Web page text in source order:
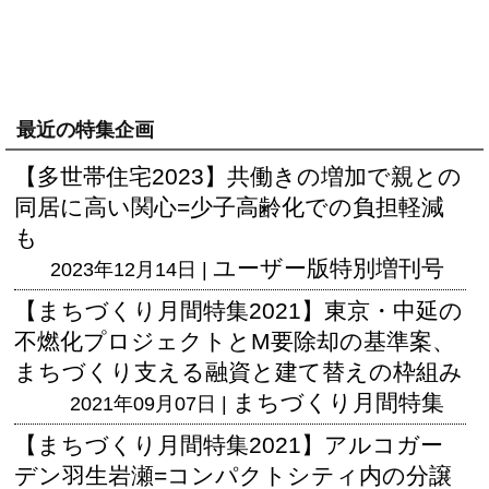
最近の特集企画
【多世帯住宅2023】共働きの増加で親との
同居に高い関心=少子高齢化での負担軽減
も
2023年12月14日 | ユーザー版特別増刊号
【まちづくり月間特集2021】東京・中延の
不燃化プロジェクトとM要除却の基準案、
まちづくり支える融資と建て替えの枠組み
2021年09月07日 |
まちづくり月間特集
【まちづくり月間特集2021】アルコガー
デン羽生岩瀬=コンパクトシティ内の分譲